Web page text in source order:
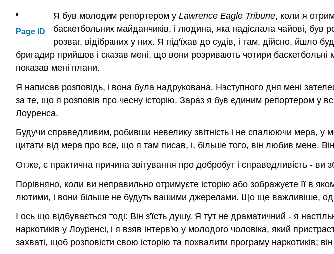
Page ID
Я був молодим репортером у Lawrence Eagle Tribune, коли я
баскетбольних майданчиків, і людина, яка надіслала чайові,
розваг, відібраних у них. Я під'їхав до судів, і там, дійсно, йшло
бригадир прийшов і сказав мені, що вони розривають чотири баскетбольні
показав мені плани.
Я написав розповідь, і вона була надрукована. Наступного дня мені
за те, що я розповів про чесну історію. Зараз я був єдиним репортером у
Лоуренса.
Будучи справедливим, робивши невелику звітність і не спалюючи мера, у
цитати від мера про все, що я там писав, і, більше того, він любив мене.
Отже, є практична причина звітування про добробут і справедливість -
Порівняно, коли ви неправильно отримуєте історію або зображуєте її в
лютими, і вони більше не будуть вашими джерелами. Що ще важливіше,
І ось що відбувається тоді: Він з'їсть душу. Я тут не драматичний - я
наркотиків у Лоуренсі, і я взяв інтерв'ю у молодого чоловіка, який
захваті, щоб розповісти свою історію та похвалити програму наркотиків;